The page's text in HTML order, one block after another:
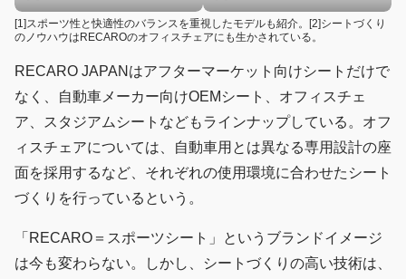
[1]スポーツ性と快適性のバランスを重視したモデルも紹介。[2]シートづくり
のノウハウはRECAROのオフィスチェアにも生かされている。
RECARO JAPANはアフターマーケット向けシートだけで
なく、自動車メーカー向けOEMシート、オフィスチェ
ア、スタジアムシートなどもラインナップしている。オフ
ィスチェアについては、自動車用とは異なる専用設計の座
面を採用するなど、それぞれの使用環境に合わせたシート
づくりを行っているという。
「RECARO＝スポーツシート」というブランドイメージ
は今も変わらない。しかし、シートづくりの高い技術は、